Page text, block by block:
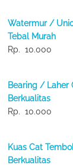
Watermur /
Tebal Murah
Rp. 10.000
Bearing / Laher
Berkualitas
Rp. 10.000
Kuas Cat
Berkualitas